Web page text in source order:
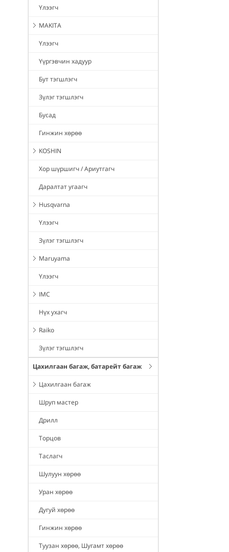
Үлээгч
MAKITA
Үлээгч
Үүргэвчин хадуур
Бут тэгшлэгч
Зүлэг тэгшлэгч
Бусад
Гинжин хөрөө
KOSHIN
Хор шүршигч / Ариутгагч
Даралтат угаагч
Husqvarna
Үлээгч
Зүлэг тэгшлэгч
Maruyama
Үлээгч
IMC
Нүх ухагч
Raiko
Зүлэг тэгшлэгч
Цахилгаан багаж, батарейт багаж
Цахилгаан багаж
Шруп мастер
Дрилл
Торцов
Таслагч
Шулуун хөрөө
Уран хөрөө
Дугуй хөрөө
Гинжин хөрөө
Туузан хөрөө, Шугамт хөрөө